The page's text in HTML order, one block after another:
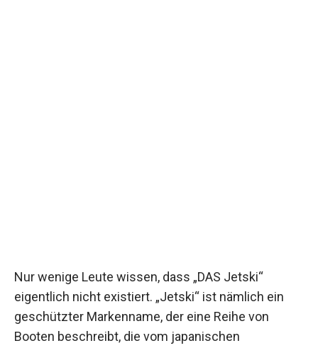
Nur wenige Leute wissen, dass „DAS Jetski“
eigentlich nicht existiert. „Jetski“ ist nämlich ein
geschützter Markenname, der eine Reihe von
Booten beschreibt, die vom japanischen